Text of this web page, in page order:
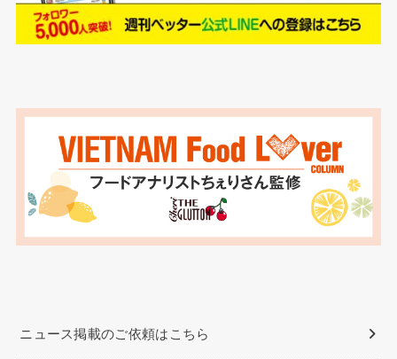
ニュース掲載のご依頼はこちら